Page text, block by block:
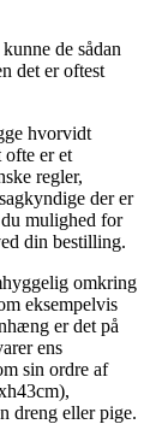
de sådan
det er oftest
hvorvidt
er et
regler,
der er
mulighed for
din bestilling.
omkring
eksempelvis
er det på
ens
sin ordre af
dreng eller pige.